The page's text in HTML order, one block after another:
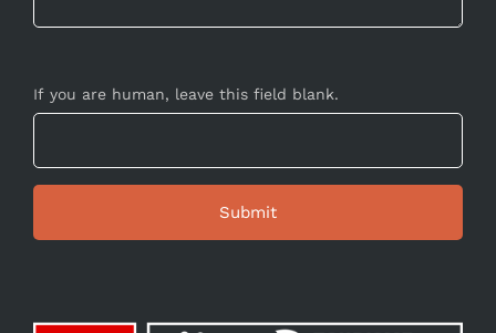
If you are human, leave this field blank.